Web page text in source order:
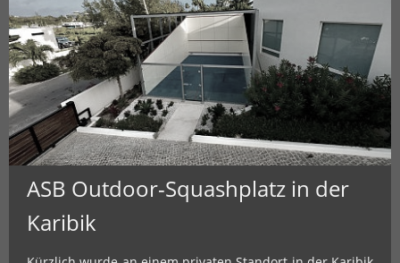
ASB Outdoor-Squashplatz in der
Karibik